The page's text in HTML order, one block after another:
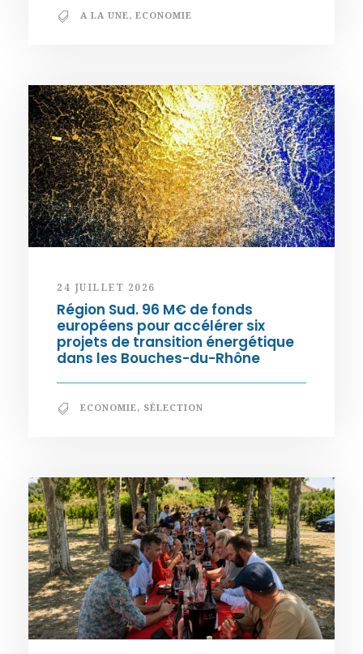
A LA UNE, ECONOMIE
24 JUILLET 2026
Région Sud. 96 M€ de fonds
européens pour accélérer six
projets de transition énergétique
dans les Bouches-du-Rhône
ECONOMIE, SÉLECTION